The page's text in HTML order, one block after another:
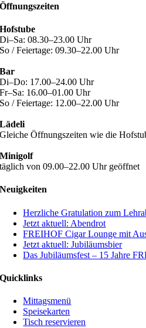
Öffnungszeiten
Hofstube
Di–Sa: 08.30–23.00 Uhr
So / Feiertage: 09.30–22.00 Uhr
Bar
Di–Do: 17.00–24.00 Uhr
Fr–Sa: 16.00–01.00 Uhr
So / Feiertage: 12.00–22.00 Uhr
Lädeli
Gleiche Öffnungszeiten wie die
Minigolf
täglich von 09.00–22.00 Uhr geöffnet
Neuigkeiten
Herzliche Gratulation zum
Jetzt aktuell: Abendrot
FREIHOF Cigar Lounge mit
Jetzt aktuell: Jubiläumsbier
Das Jubiläumsfest – 15 Jahre
Quicklinks
Mittagsmenü
Speisekarten
Tisch reservieren